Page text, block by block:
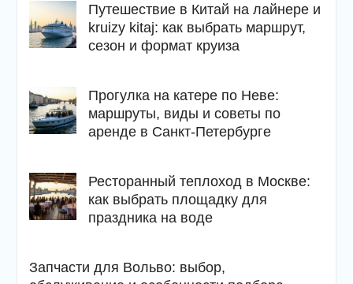
Путешествие в Китай на лайнере и
kruizy kitaj: как выбрать маршрут,
сезон и формат круиза
Прогулка на катере по Неве:
маршруты, виды и советы по
аренде в Санкт-Петербурге
Ресторанный теплоход в Москве:
как выбрать площадку для
праздника на воде
Запчасти для Вольво: выбор,